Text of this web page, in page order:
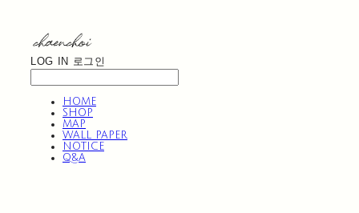
LOG IN 로그인
HOME
SHOP
MAP
WALL PAPER
NOTICE
Q&A